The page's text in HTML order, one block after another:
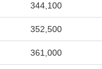
344,100
352,500
361,000